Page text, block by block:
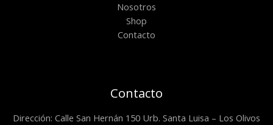
Nosotros
Shop
Contacto
Contacto
Dirección: Calle San Hernán 150 Urb. Santa Luisa – Los Olivos